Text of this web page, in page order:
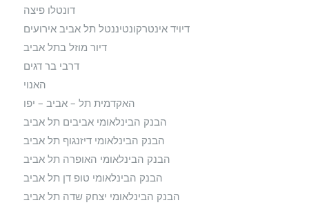
דונטלו פיצה
דיויד אינטרקונטיננטל תל אביב אירועים
דיור מוזל בתל אביב
דרבי בר דגים
האנוי
האקדמית תל – אביב – יפו
הבנק הבינלאומי אביבים תל אביב
הבנק הבינלאומי דיזנגוף תל אביב
הבנק הבינלאומי האופרה תל אביב
הבנק הבינלאומי טופ דן תל אביב
הבנק הבינלאומי יצחק שדה תל אביב